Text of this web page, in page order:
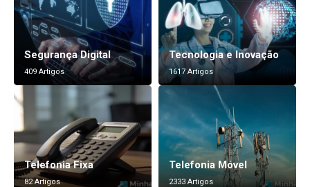
Segurança Digital
409 Artigos
Tecnologia e Inovação
1617 Artigos
Telefonia Fixa
82 Artigos
Telefonia Móvel
2333 Artigos